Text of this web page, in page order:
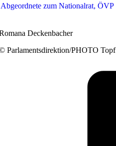
Abgeordnete zum Nationalrat, ÖVP
Deckenbacher
Parlamentsdirektion/PHOTO Topf